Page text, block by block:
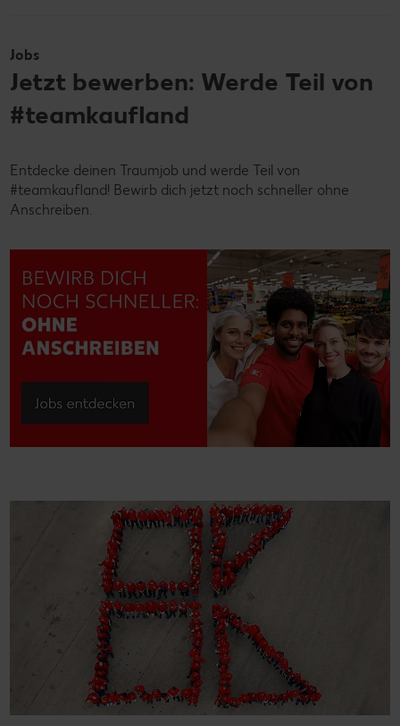
Jobs
Jetzt bewerben: Werde Teil von
#teamkaufland
Entdecke deinen Traumjob und werde Teil von
#teamkaufland! Bewirb dich jetzt noch schneller ohne
Anschreiben.